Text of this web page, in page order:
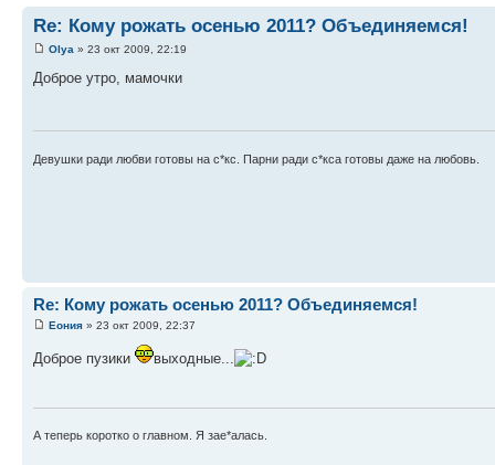
Re: Кому рожать осенью 2011? Объединяемся!
Оlya » 23 окт 2009, 22:19
Доброе утро, мамочки
Девушки ради любви готовы на с*кс. Парни ради с*кса готовы даже на любовь.
Re: Кому рожать осенью 2011? Объединяемся!
Еония » 23 окт 2009, 22:37
Доброе пузики выходные...
А теперь коротко о главном. Я зае*алась.